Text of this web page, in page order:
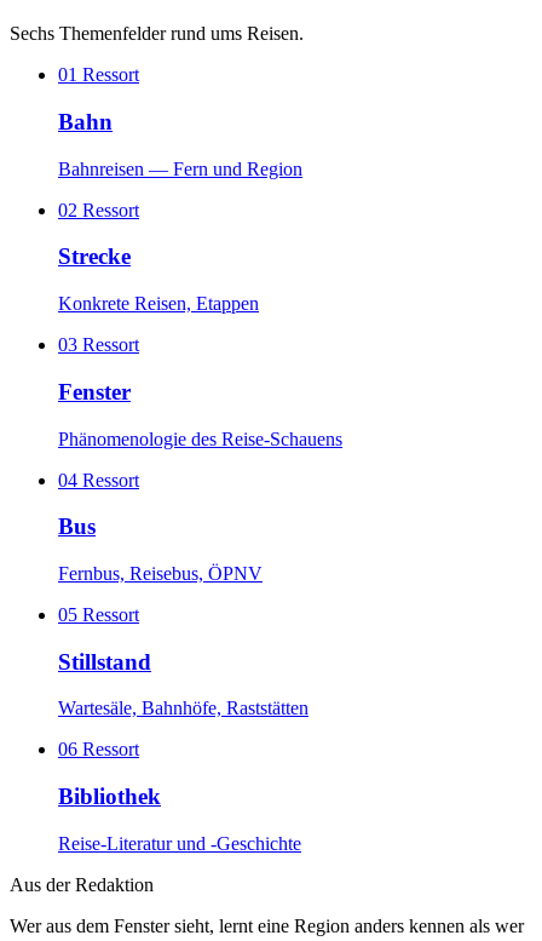
Sechs Themenfelder rund ums Reisen.
01 Ressort
Bahn
Bahnreisen — Fern und Region
02 Ressort
Strecke
Konkrete Reisen, Etappen
03 Ressort
Fenster
Phänomenologie des Reise-Schauens
04 Ressort
Bus
Fernbus, Reisebus, ÖPNV
05 Ressort
Stillstand
Wartesäle, Bahnhöfe, Raststätten
06 Ressort
Bibliothek
Reise-Literatur und -Geschichte
Aus der Redaktion
Wer aus dem Fenster sieht, lernt eine Region anders kennen als wer